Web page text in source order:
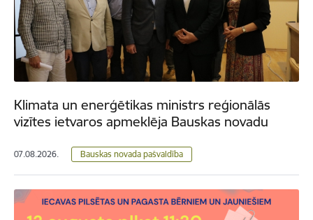
Klimata un enerģētikas ministrs reģionālās
vizītes ietvaros apmeklēja Bauskas novadu
07.08.2026. Bauskas novada pašvaldība